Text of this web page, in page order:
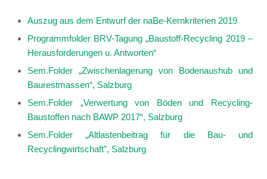
Auszug aus dem Entwurf der naBe-Kernkriterien 2019
Programmfolder BRV-Tagung „Baustoff-Recycling 2019 –
Herausforderungen u. Antworten“
Sem.Folder „Zwischenlagerung von Bodenaushub und
Baurestmassen“, Salzburg
Sem.Folder „Verwertung von Böden und Recycling-
Baustoffen nach BAWP 2017“, Salzburg
Sem.Folder „Altlastenbeitrag für die Bau- und
Recyclingwirtschaft”, Salzburg